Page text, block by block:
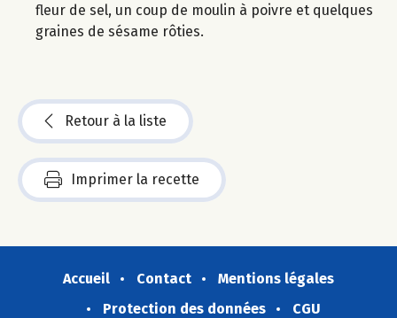
fleur de sel, un coup de moulin à poivre et quelques
graines de sésame rôties.
Retour à la liste
Imprimer la recette
Accueil Contact
Mentions légales
Protection des données
CGU